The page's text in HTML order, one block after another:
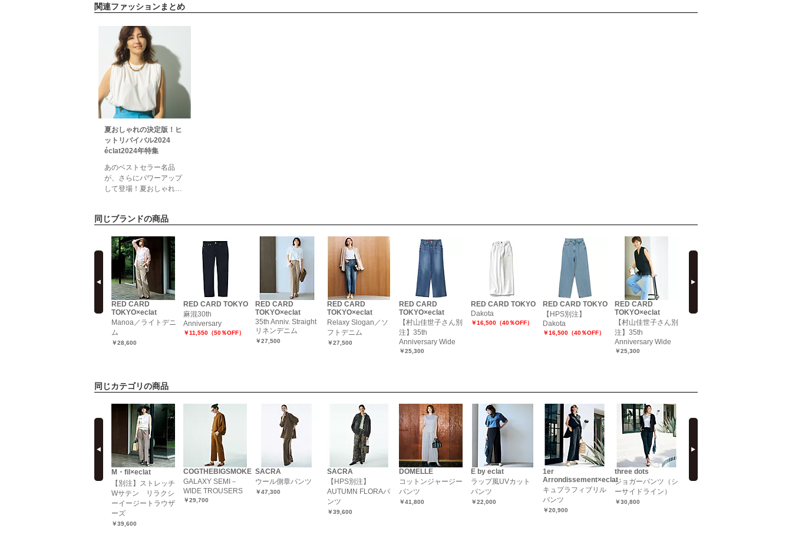
関連ファッションまとめ
夏おしゃれの決定版！ヒ
ットリバイバル2024
éclat2024年特集
あのベストセラー名品
が、さらにパワーアップ
して登場！夏おしゃれの
ちろん、レビュー評価も
ら、暑い季節の欠かせな
い存在になってくれるは
ず。新色も登場し、思わ
ず""2枚目買い""もしたく
なっちゃうかも！この特
集のアイテムを見るエク
ラプレ
同じブランドの商品
RED CARD
TOKYO×eclat
Manoa／ライトデニ
ム
￥28,600
RED CARD TOKYO
麻混30th
Anniversary
￥11,550（50％OFF）
RED CARD
TOKYO×eclat
35th Anniv. Straight
リネンデニム
￥27,500
RED CARD
TOKYO×eclat
Relaxy Slogan／ソ
フトデニム
￥27,500
RED CARD
TOKYO×eclat
【村山佳世子さん別
注】35th
Anniversary Wide
￥25,300
RED CARD TOKYO
Dakota
￥16,500（40％OFF）
RED CARD TOKYO
【HPS別注】
Dakota
￥16,500（40％OFF）
RED CARD
TOKYO×eclat
【村山佳世子さん別
注】35th
Anniversary Wide
￥25,300
Dakota
prev
同じカテゴリの商品
POLKA DOT’S
M・fil×eclat
【別注】ストレッチ
Wサテン リラクシ
ーイージートラウザ
ーズ
￥39,600
COGTHEBIGSMOKE
GALAXY SEMI－
WIDE TROUSERS
￥29,700
SACRA
ウール側章パンツ
￥47,300
SACRA
【HPS別注】
AUTUMN FLORAパ
ンツ
￥39,600
DOMELLE
コットンジャージー
パンツ
￥41,800
E by eclat
ラップ風UVカット
パンツ
￥22,000
1er
Arrondissement×eclat
キュプラフィブリル
パンツ
￥20,900
three dots
ジョガーパンツ（シ
ーサイドライン）
￥30,800
ボタニカルプリント